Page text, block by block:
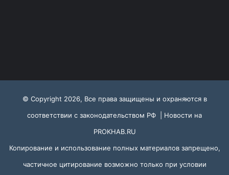
© Copyright 2026, Все права защищены и охраняются в
соответствии с законодательством РФ | Новости на
PROKHAB.RU
Копирование и использование полных материалов запрещено,
частичное цитирование возможно только при условии